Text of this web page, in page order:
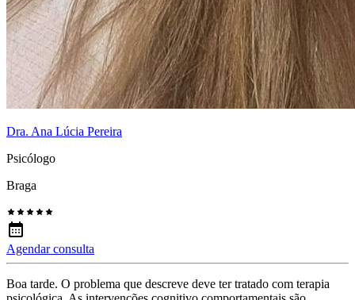
Dra. Ana Lúcia Pereira
Psicólogo
Braga
Agendar consulta
Boa tarde. O problema que descreve deve ter tratado com terapia